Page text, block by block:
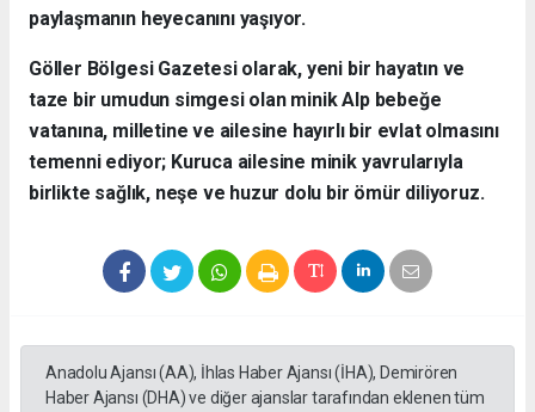
paylaşmanın heyecanını yaşıyor.
​Göller Bölgesi Gazetesi olarak, yeni bir hayatın ve
taze bir umudun simgesi olan minik Alp bebeğe
vatanına, milletine ve ailesine hayırlı bir evlat olmasını
temenni ediyor; Kuruca ailesine minik yavrularıyla
birlikte sağlık, neşe ve huzur dolu bir ömür diliyoruz.
Anadolu Ajansı (AA), İhlas Haber Ajansı (İHA), Demirören
Haber Ajansı (DHA) ve diğer ajanslar tarafından eklenen tüm